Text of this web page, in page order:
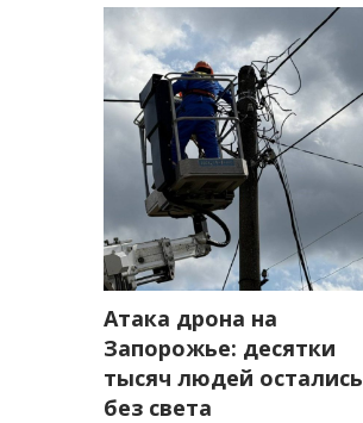
Атака дрона на
Запорожье: десятки
тысяч людей остались
без света